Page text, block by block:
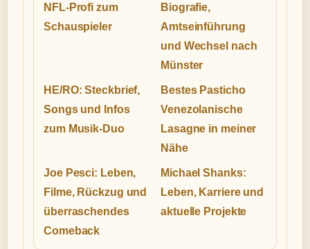
NFL-Profi zum
Schauspieler
Biografie,
Amtseinführung
und Wechsel nach
Münster
HE/RO: Steckbrief,
Songs und Infos
zum Musik-Duo
Bestes Pasticho
Venezolanische
Lasagne in meiner
Nähe
Joe Pesci: Leben,
Filme, Rückzug und
überraschendes
Comeback
Michael Shanks:
Leben, Karriere und
aktuelle Projekte